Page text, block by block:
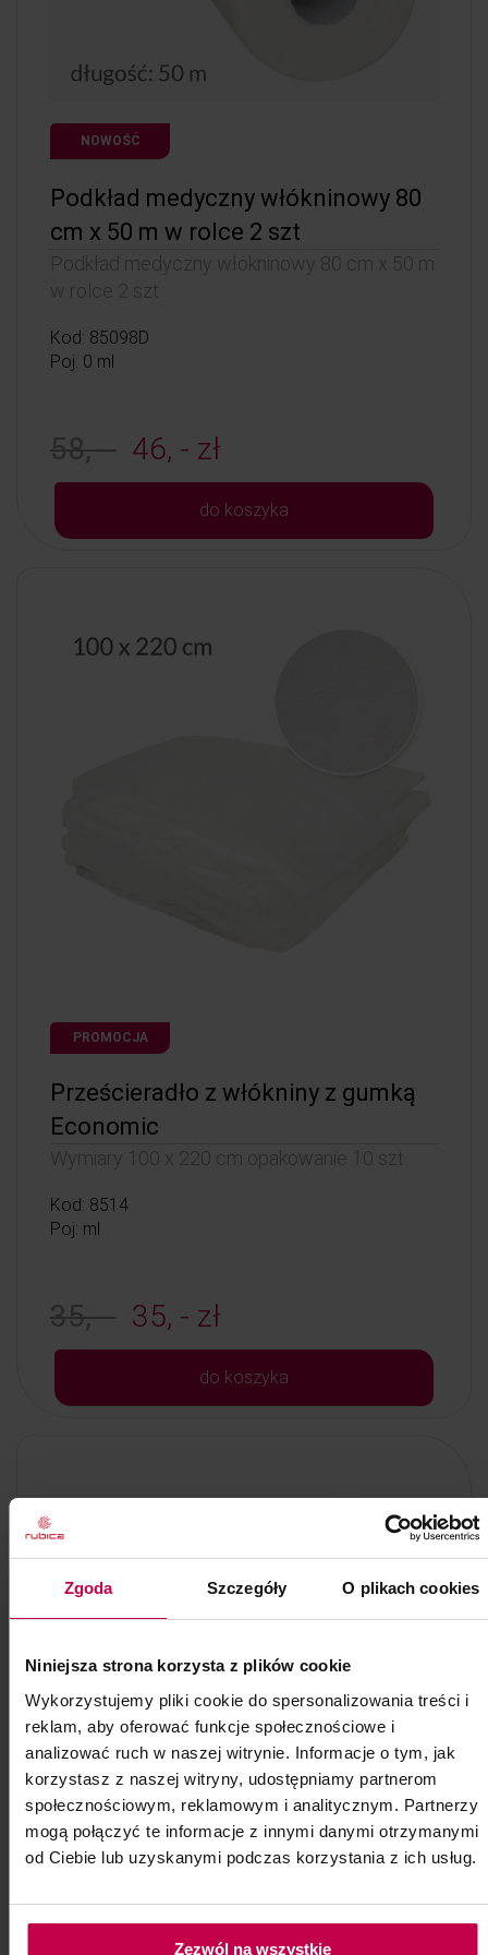
Zgoda Szczegóły O plikach cookies
Niniejsza strona korzysta z plików cookie
Wykorzystujemy pliki cookie do spersonalizowania treści i
reklam, aby oferować funkcje społecznościowe i
analizować ruch w naszej witrynie. Informacje o tym, jak
korzystasz z naszej witryny, udostępniamy partnerom
społecznościowym, reklamowym i analitycznym. Partnerzy
mogą połączyć te informacje z innymi danymi otrzymanymi
od Ciebie lub uzyskanymi podczas korzystania z ich usług.
Zezwól na wszystkie
NOWOŚĆ
Podkład medyczny włókninowy 80
cm x 50 m w rolce 2 szt
Podkład medyczny włókninowy 80 cm x 50 m
w rolce 2 szt
Kod: 85098D
Poj: 0 ml
58, - 46, - zł
do koszyka
PROMOCJA
Prześcieradło z włókniny z gumką
Economic
Wymiary 100 x 220 cm opakowanie 10 szt.
Kod: 8514
Poj: ml
35, - 35, - zł
do koszyka
Podkład mini